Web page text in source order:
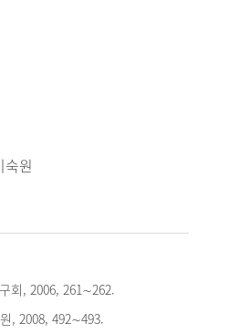
원
회, 2006, 261∼262.
, 2008, 492∼493.